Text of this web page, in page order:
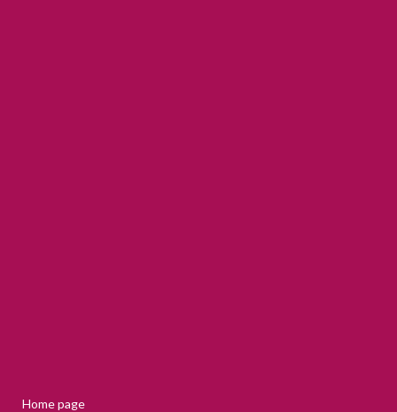
Home page